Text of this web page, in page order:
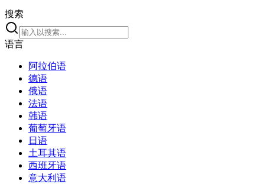
搜索
语言
阿拉伯语
德语
俄语
法语
韩语
葡萄牙语
日语
土耳其语
西班牙语
意大利语